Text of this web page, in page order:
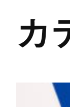
カ